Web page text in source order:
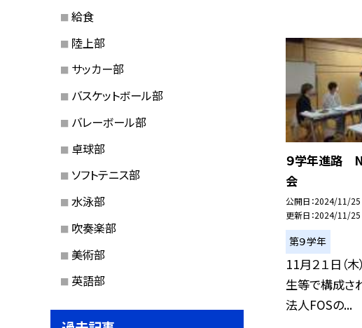
９学年進路
会
公開日 2024/11/25
更新日 2024/11/25
第９学年
11月２１日（
生等で構成さ
法人FOSの...
給食
陸上部
サッカー部
バスケットボール部
バレーボール部
卓球部
ソフトテニス部
水泳部
吹奏楽部
美術部
英語部